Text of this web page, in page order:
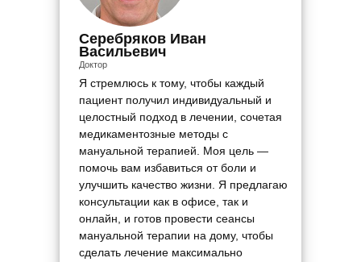
Серебряков Иван
Васильевич
Доктор
Я стремлюсь к тому, чтобы каждый
пациент получил индивидуальный и
целостный подход в лечении, сочетая
медикаментозные методы с
мануальной терапией. Моя цель —
помочь вам избавиться от боли и
улучшить качество жизни. Я предлагаю
консультации как в офисе, так и
онлайн, и готов провести сеансы
мануальной терапии на дому, чтобы
сделать лечение максимально